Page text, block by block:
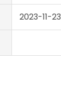
2023-11-23